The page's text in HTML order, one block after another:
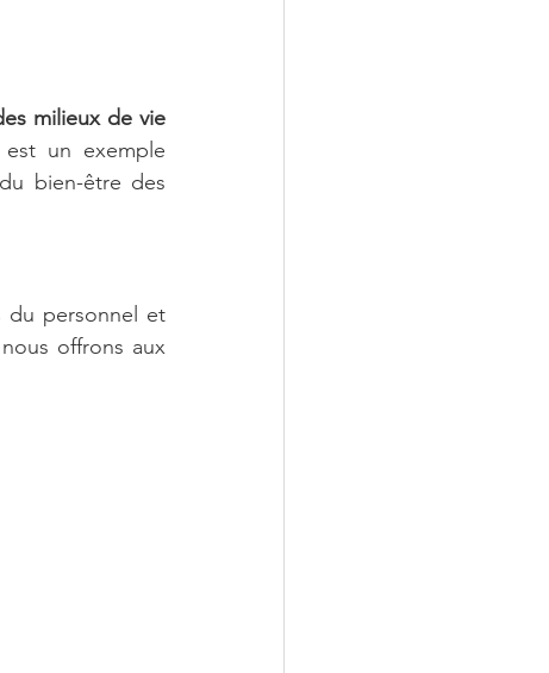
milieux de vie
un exemple
bien-être des
du personnel et
offrons aux